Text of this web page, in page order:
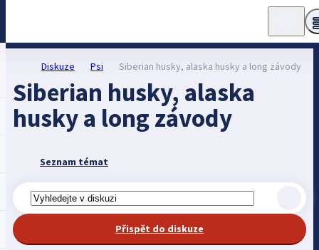
Diskuze Psi Siberian husky, alaska husky a long závody
Siberian husky, alaska
husky a long závody
Seznam témat
Přispět do diskuze